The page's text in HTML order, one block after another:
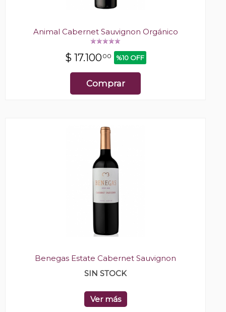
Animal Cabernet Sauvignon Orgánico
$ 17.10000 %10 OFF
Comprar
Benegas Estate Cabernet Sauvignon
SIN STOCK
Ver más